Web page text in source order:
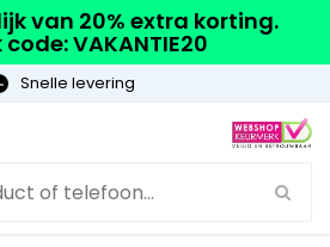
van 20% extra korting.
VAKANTIE20
Gratis verzending